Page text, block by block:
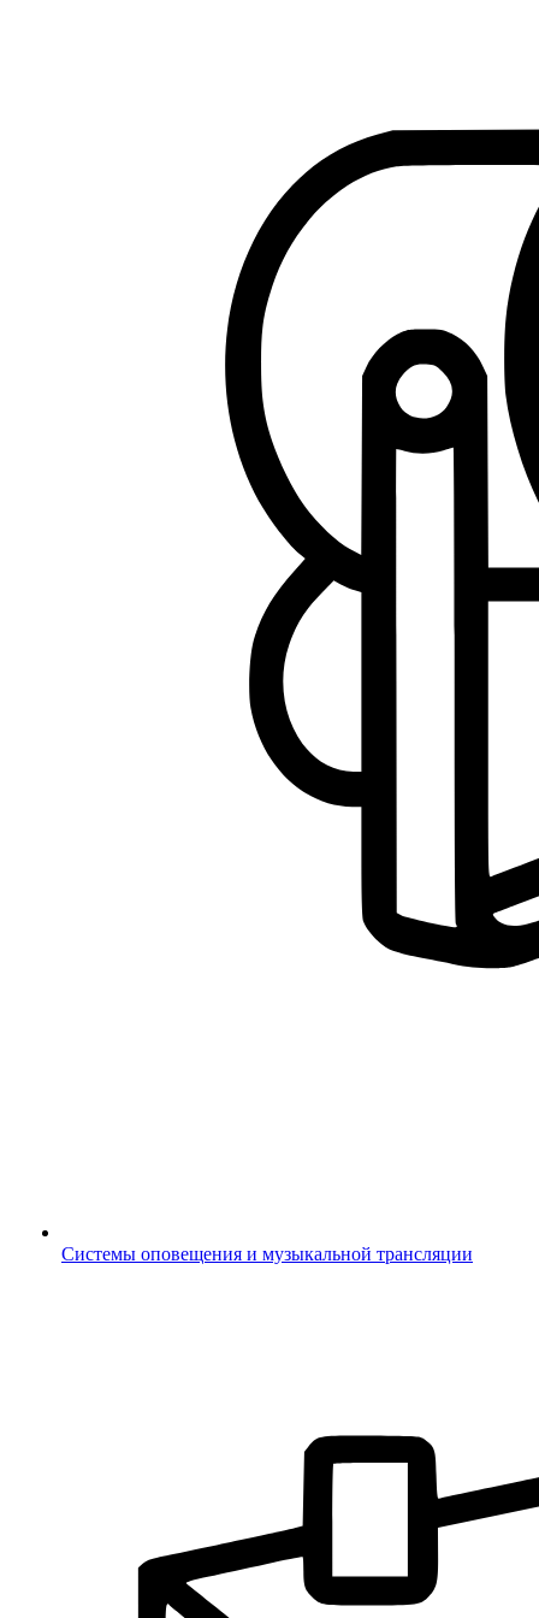
Системы оповещения и музыкальной трансляции